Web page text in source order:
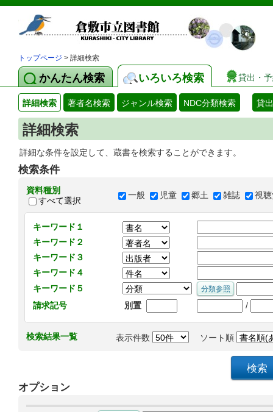
トップページ > 詳細検索
かんたん検索 いろいろ検索 貸出・
詳細検索 著者名検索 ジャンル検索 NDC分類検索 貸
詳細検索
詳細な条件を設定して、蔵書を検索することができます。
検索条件
資料種別
すべて選択
一般 児童 郷土 雑誌 視
キーワード１
キーワード２
キーワード３
キーワード４
キーワード５
請求記号
別置 /
検索結果一覧 表示件数 ソート順
オプション